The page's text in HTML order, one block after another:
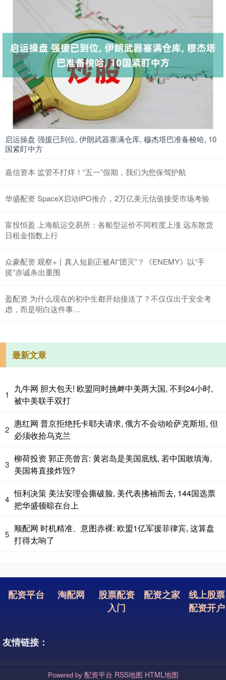
启运操盘 强援已到位, 伊朗武器塞满仓库, 穆杰塔巴准备梭哈, 10
国紧盯中方
嘉信资本 监管不打烊！“五一”假期，我们为您保驾护航
华盛配资 SpaceX启动IPO推介，2万亿美元估值接受市场考验
富投恒盈 上海航运交易所：各船型运价不同程度上涨 远东散货
日租金指数上行
众豪配资 观察+丨真人短剧正被AI“团灭”？《ENEMY》以“手
搓”赤诚杀出重围
盈配资 为什么现在的初中生都开始接送了？不仅仅出于安全考
虑，而是明白这件事…
最新文章
1
九牛网 胆大包天! 欧盟同时挑衅中美两大国, 不到24小时,
被中美联手双打
2
惠红网 普京拒绝托卡耶夫请求, 俄方不会动哈萨克斯坦, 但
必须收拾乌克兰
3
柳荷投资 郭正亮曾言: 黄岩岛是美国底线, 若中国敢填海,
美国将直接炸毁?
4
恒利决策 美法安理会撕破脸, 美代表拂袖而去, 144国选票
把华盛顿晾在台上
5
顺配网 时机精准、意图赤裸: 欧盟1亿军援菲律宾, 这算盘
打得太响了
配资平台 淘配网
股票配资
入门
配资之家
线上股票
配资开户
友情链接：
Powered by 配资平台 RSS地图 HTML地图